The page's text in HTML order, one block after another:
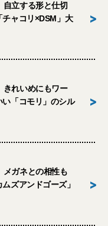
自立する形と仕切
チャコリ×DSM」大
>
きれいめにもワー
「コモリ」のシル
>
メガネとの相性も
ズアンドゴーズ」
>